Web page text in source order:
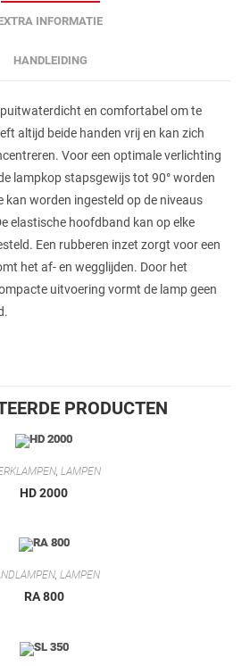
INFORMATIE
HANDLEIDING
en comfortabel om te
altijd beide handen vrij en kan zich
Voor een optimale verlichting
lampkop stapsgewijs tot 90° worden
kan worden ingesteld op de niveaus
elastische hoofdband kan op elke
Een rubberen inzet zorgt voor een
het af- en wegglijden. Door het
uitvoering vormt de lamp geen
PRODUCTEN
, LAMPEN
HD 2000
,LAMPEN
RA 800